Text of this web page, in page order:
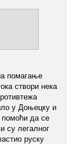
помагање
створи нека
у Доњецку и
помоћи да се
су легалног
руску